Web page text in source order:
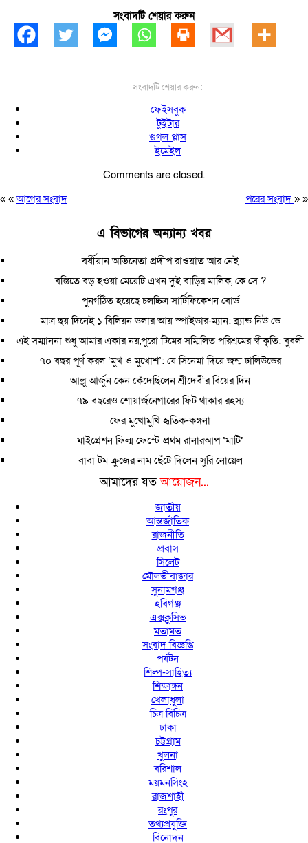
সংবাদটি শেয়ার করুন
সংবাদটি শেয়ার করুন:
ফেইসবুক
টুইটার
গুগল প্লাস
ইমেইল
Comments are closed.
« «আগের সংবাদ পরের সংবাদ » »
এ বিভাগের অন্যান্য খবর
বর্ষীয়ান অভিনেতা প্রদীপ রাওয়াত আর নেই
বস্তিতে বড় হওয়া মেয়েটি এখন দুই বাড়ির মালিক, কে সে ?
পুনর্গঠিত হয়েছে চলচ্চিত্র সার্টিফিকেশন বোর্ড
মাত্র ছয় দিনেই ১ বিলিয়ন ডলার আয় স্পাইডার-ম্যান: ব্র্যান্ড নিউ ডে
এই সম্মাননা শুধু আমার একার নয়,পুরো টিমের সম্মিলিত পরিশ্রমের স্বীকৃতি: বুবলী
৭০ বছর পূর্ণ করল ‘মুখ ও মুখোশ’: যে সিনেমা দিয়ে জন্ম ঢালিউডের
আল্লু আর্জুন কেন কেঁদেছিলেন শ্রীদেবীর বিয়ের দিন
৭৯ বছরেও শোয়ার্জনেগারের ফিট থাকার রহস্য
ফের মুখোমুখি হৃতিক-কঙ্গনা
মাইগ্রেশন ফিল্ম ফেস্টে প্রথম রানারআপ ‘মাটি’
বাবা টম ক্রুজের নাম ছেঁটে দিলেন সুরি নোয়েল
আমাদের যতআয়োজন...
জাতীয়
আন্তর্জাতিক
রাজনীতি
প্রবাস
সিলেট
মৌলভীবাজার
সুনামগঞ্জ
হবিগঞ্জ
এক্সক্লুসিভ
মতামত
সংবাদ বিজ্ঞপ্তি
পর্যটন
শিল্প-সাহিত্য
শিক্ষাঙ্গন
খেলাধুলা
চিত্র বিচিত্র
ঢাকা
চট্টগ্রাম
খুলনা
বরিশাল
ময়মনসিংহ
রাজশাহী
রংপুর
তথ্যপ্রযুক্তি
বিনোদন